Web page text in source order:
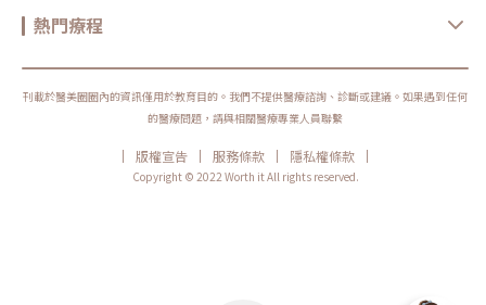
熱門療程
刊載於醫美圈圈內的資訊僅用於教育目的。我們不提供醫療諮詢、診斷或建議。如果遇到任何
的醫療問題，請與相關醫療專業人員聯繫
| 版權宣告 | 服務條款 | 隱私權條款
|
Copyright © 2022 Worth it All rights reserved.